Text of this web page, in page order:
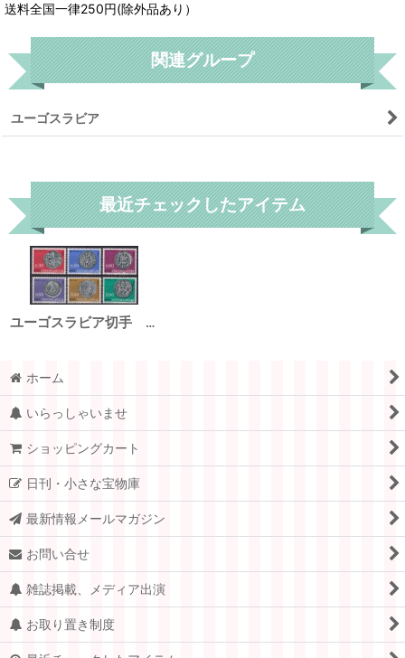
送料全国一律250円(除外品あり）
関連グループ
ユーゴスラビア
最近チェックしたアイテム
ユーゴスラビア切手 1966年 メダル コイン 6種
ホーム
いらっしゃいませ
ショッピングカート
日刊・小さな宝物庫
最新情報メールマガジン
お問い合せ
雑誌掲載、メディア出演
お取り置き制度